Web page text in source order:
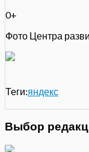
0+
Фото Центра
Теги:яндекс
Выбор